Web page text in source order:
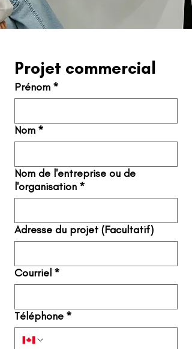
Projet commercial
Prénom *
Nom *
Nom de l'entreprise ou de
l'organisation *
Adresse du projet (Facultatif)
Courriel *
Téléphone *